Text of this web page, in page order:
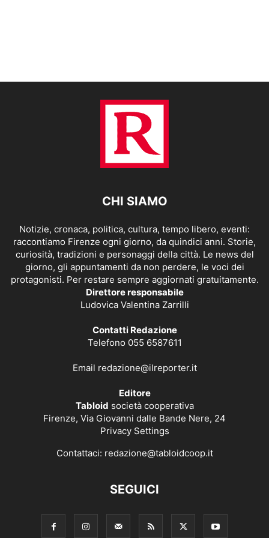
CHI SIAMO
Notizie, cronaca, politica, cultura, tempo libero, eventi:
raccontiamo Firenze ogni giorno, da quindici anni. Storie,
curiosità, tradizioni e personaggi della città. Le news del
giorno, gli appuntamenti da non perdere, le voci dei
protagonisti. Per restare sempre aggiornati gratuitamente.
Direttore responsabile
Ludovica Valentina Zarrilli
Contatti Redazione
Telefono 055 6587611
Email redazione@ilreporter.it
Editore
Tabloid società cooperativa
Firenze, Via Giovanni dalle Bande Nere, 24
Privacy Settings
Contattaci: redazione@tabloidcoop.it
SEGUICI